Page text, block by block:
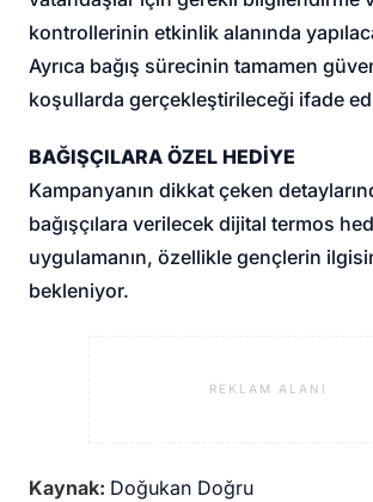
kontrollerinin etkinlik alanında
Ayrıca bağış sürecinin tamamen
koşullarda gerçekleştirileceği ifade
BAĞIŞÇILARA ÖZEL HEDİYE
Kampanyanın dikkat çeken
bağışçılara verilecek dijital termos
uygulamanın, özellikle gençlerin
bekleniyor.
REKLAM ALANI
Kaynak: Doğukan Doğru